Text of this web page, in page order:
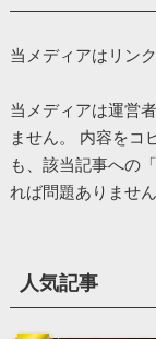
当メディアはリン
当メディアは運営
ません。 内容をコ
も、該当記事への
れば問題ありません
人気記事